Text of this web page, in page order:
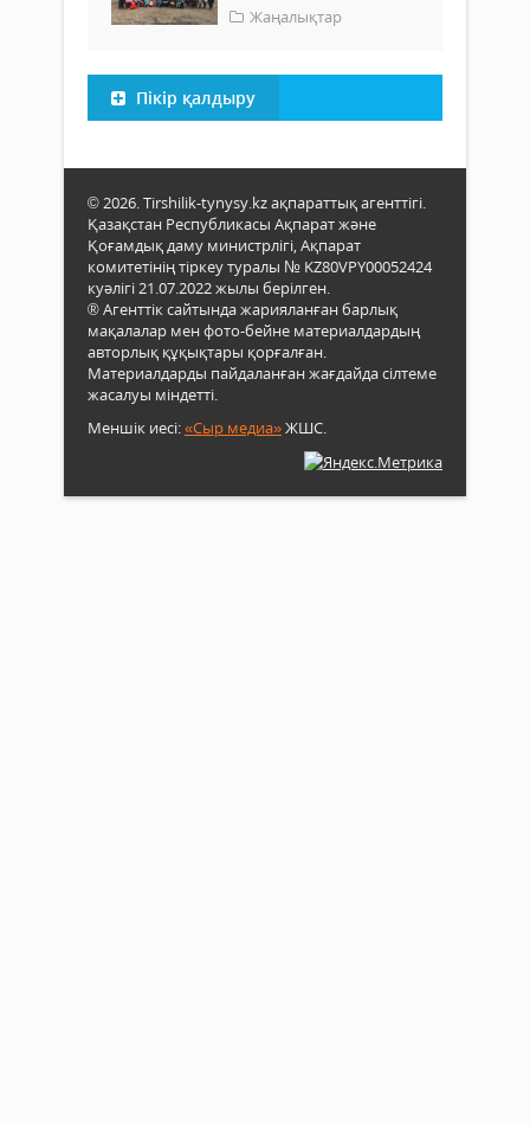
Жаңалықтар
Пікір қалдыру
© 2026. Tirshilik-tynysy.kz ақпараттық агенттігі.
Қазақстан Республикасы Ақпарат және
Қоғамдық даму министрлігі, Ақпарат
комитетінің тіркеу туралы № KZ80VPY00052424
куәлігі 21.07.2022 жылы берілген.
® Агенттік сайтында жарияланған барлық
мақалалар мен фото-бейне материалдардың
авторлық құқықтары қорғалған.
Материалдарды пайдаланған жағдайда сілтеме
жасалуы міндетті.
Меншік иесі:«Сыр медиа»ЖШС.